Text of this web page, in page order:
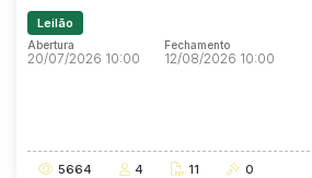
Leilão
Abertura
20/07/2026 10:00
Fechamento
12/08/2026 10:00
5664 4 11 0